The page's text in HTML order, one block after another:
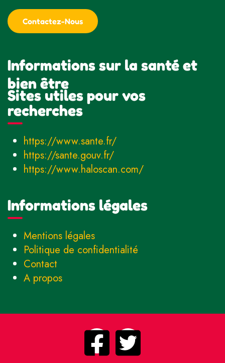
Contactez-Nous
Informations sur la santé et
bien être
Sites utiles pour vos
recherches
https://www.sante.fr/
https://sante.gouv.fr/
https://www.haloscan.com/
Informations légales
Mentions légales
Politique de confidentialité
Contact
A propos